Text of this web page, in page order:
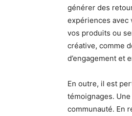
générer des
expériences avec
vos produits ou
créative, comme
d’engagement et
En outre, il est
témoignages.
communauté. En